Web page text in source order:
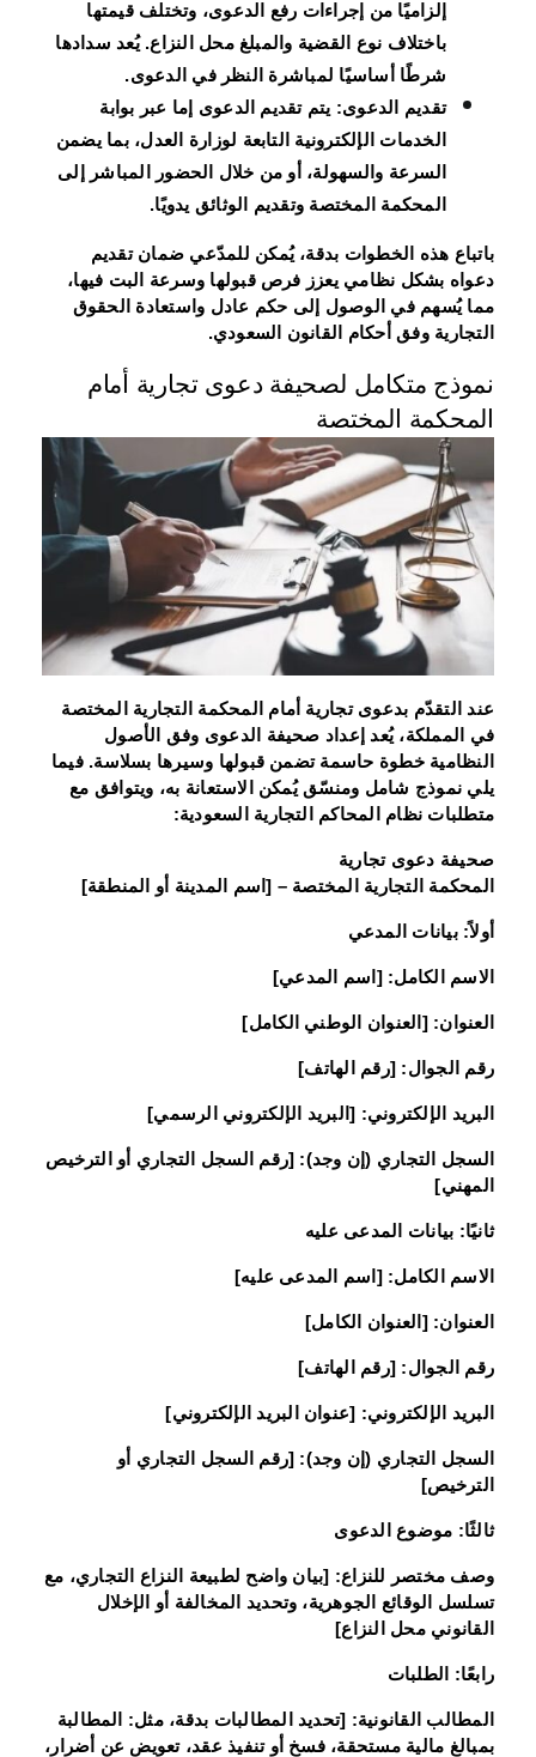
إلزاميًا من إجراءات رفع الدعوى، وتختلف قيمتها
باختلاف نوع القضية والمبلغ محل النزاع. يُعد سدادها
شرطًا أساسيًا لمباشرة النظر في الدعوى.
تقديم الدعوى: يتم تقديم الدعوى إما عبر بوابة
الخدمات الإلكترونية التابعة لوزارة العدل، بما يضمن
السرعة والسهولة، أو من خلال الحضور المباشر إلى
المحكمة المختصة وتقديم الوثائق يدويًا.
باتباع هذه الخطوات بدقة، يُمكن للمدّعي ضمان تقديم
دعواه بشكل نظامي يعزز فرص قبولها وسرعة البت فيها،
مما يُسهم في الوصول إلى حكم عادل واستعادة الحقوق
التجارية وفق أحكام القانون السعودي.
نموذج متكامل لصحيفة دعوى تجارية أمام
المحكمة المختصة
عند التقدّم بدعوى تجارية أمام المحكمة التجارية المختصة
في المملكة، يُعد إعداد صحيفة الدعوى وفق الأصول
النظامية خطوة حاسمة تضمن قبولها وسيرها بسلاسة. فيما
يلي نموذج شامل ومنسّق يُمكن الاستعانة به، ويتوافق مع
متطلبات نظام المحاكم التجارية السعودية:
صحيفة دعوى تجارية
المحكمة التجارية المختصة – [اسم المدينة أو المنطقة]
أولاً: بيانات المدعي
الاسم الكامل: [اسم المدعي]
العنوان: [العنوان الوطني الكامل]
رقم الجوال: [رقم الهاتف]
البريد الإلكتروني: [البريد الإلكتروني الرسمي]
السجل التجاري (إن وجد): [رقم السجل التجاري أو الترخيص
المهني]
ثانيًا: بيانات المدعى عليه
الاسم الكامل: [اسم المدعى عليه]
العنوان: [العنوان الكامل]
رقم الجوال: [رقم الهاتف]
البريد الإلكتروني: [عنوان البريد الإلكتروني]
السجل التجاري (إن وجد): [رقم السجل التجاري أو
الترخيص]
ثالثًا: موضوع الدعوى
وصف مختصر للنزاع: [بيان واضح لطبيعة النزاع التجاري، مع
تسلسل الوقائع الجوهرية، وتحديد المخالفة أو الإخلال
القانوني محل النزاع]
رابعًا: الطلبات
المطالب القانونية: [تحديد المطالبات بدقة، مثل: المطالبة
بمبالغ مالية مستحقة، فسخ أو تنفيذ عقد، تعويض عن أضرار،